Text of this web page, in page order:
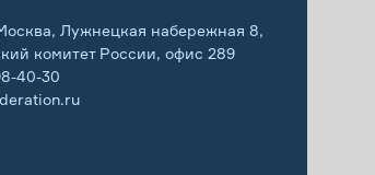
Лужнецкая набережная 8,
комитет России, офис 289
40-30